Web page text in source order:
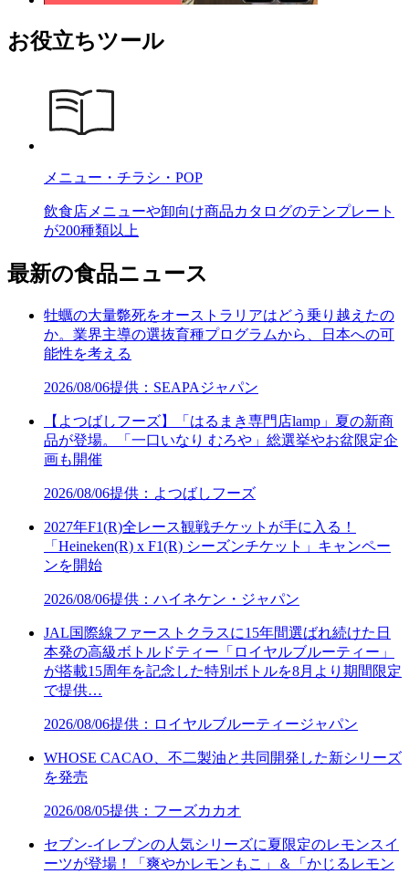
お役立ちツール
メニュー・チラシ・POP
飲食店メニューや卸向け商品カタログのテンプレート
が200種類以上
最新の食品ニュース
牡蠣の大量斃死をオーストラリアはどう乗り越えたの
か。業界主導の選抜育種プログラムから、日本への可
能性を考える
2026/08/06提供：SEAPAジャパン
【よつばしフーズ】「はるまき専門店lamp」夏の新商
品が登場。「一口いなり むろや」総選挙やお盆限定企
画も開催
2026/08/06提供：よつばしフーズ
2027年F1(R)全レース観戦チケットが手に入る！
「Heineken(R) x F1(R) シーズンチケット」キャンペー
ンを開始
2026/08/06提供：ハイネケン・ジャパン
JAL国際線ファーストクラスに15年間選ばれ続けた日
本発の高級ボトルドティー「ロイヤルブルーティー」
が搭載15周年を記念した特別ボトルを8月より期間限定
で提供…
2026/08/06提供：ロイヤルブルーティージャパン
WHOSE CACAO、不二製油と共同開発した新シリーズ
を発売
2026/08/05提供：フーズカカオ
セブン‐イレブンの人気シリーズに夏限定のレモンスイ
ーツが登場！「爽やかレモンもこ」＆「かじるレモン